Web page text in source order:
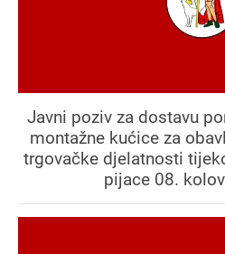
Javni poziv za dostavu
montažne kućice za
trgovačke djelatnosti
pijace 08.